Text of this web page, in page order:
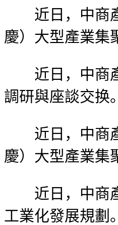
近日，中商產
慶）大型產業集
近日，中商產
調研與座談交换
近日，中商產
慶）大型產業集
近日，中商產
工業化發展規劃